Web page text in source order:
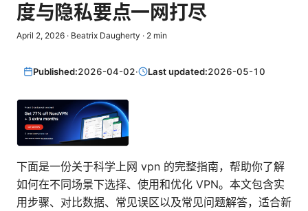
度与隐私要点一网打尽
April 2, 2026 · Beatrix Daugherty · 2 min
Published:2026-04-02· Last updated:2026-05-10
下面是一份关于科学上网 vpn 的完整指南，帮助你了解
如何在不同场景下选择、使用和优化 VPN。本文包含实
用步骤、对比数据、常见误区以及常见问题解答，适合新